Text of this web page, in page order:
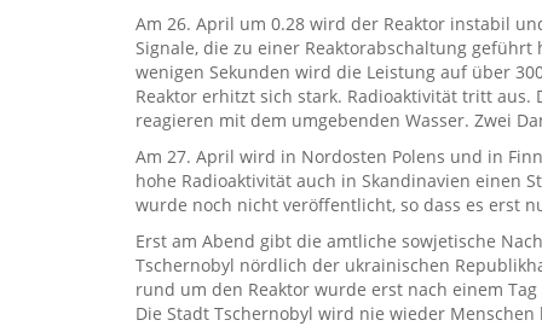
Am 26. April um 0.28 wird der Reaktor instabil
Signale, die zu einer Reaktorabschaltung
wenigen Sekunden wird die Leistung auf über
Reaktor erhitzt sich stark. Radioaktivität tritt
reagieren mit dem umgebenden Wasser. Zwei
Am 27. April wird in Nordosten Polens und in
hohe Radioaktivität auch in Skandinavien einen
wurde noch nicht veröffentlicht, so dass es erst
Erst am Abend gibt die amtliche sowjetische
Tschernobyl nördlich der ukrainischen
rund um den Reaktor wurde erst nach einem
Die Stadt Tschernobyl wird nie wieder Menschen